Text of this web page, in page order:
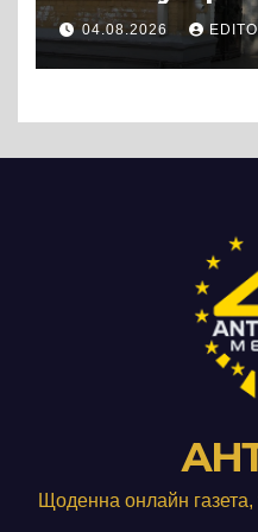
04.08.2026
Щоденна онлайн газета,